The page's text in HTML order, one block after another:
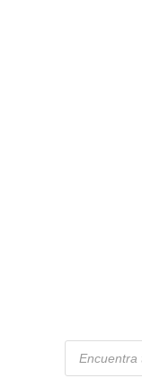
Products
search